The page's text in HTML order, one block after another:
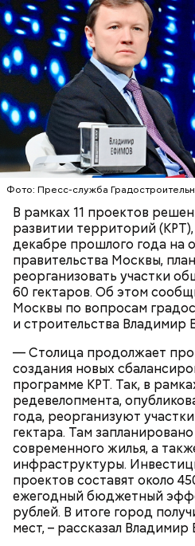
Фото: Пресс-служба
В рамках 11 проектов
развитии территорий
декабре прошлого года на
правительства Москвы,
реорганизовать участки
60 гектаров. Об этом
Москвы по вопросам
и строительства Владимир
— Столица продолжает
создания новых
программе КРТ. Так, в
редевелопмента,
года, реорганизуют
гектара. Там
современного жилья, а
инфраструктуры.
проектов составят около
ежегодный бюджетный
рублей. В итоге город
мест, – рассказал Владимир
Где проходит
Маршрут зеленого кольца
Большой
В Большом Гнездниковском
впервые увидел Маргариту
руках. Именно здесь в доме
московское отделение
Михаил Булгаков. Кстати,
сороков».
удивит